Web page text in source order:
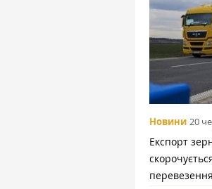
Новини 20
Експорт